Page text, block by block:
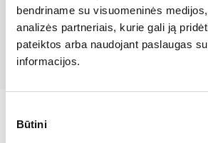
bendriname su visuomeninės
analizės partneriais, kurie gali ją
pateiktos arba naudojant paslaugas
informacijos.
pasirinkimas
Būtini